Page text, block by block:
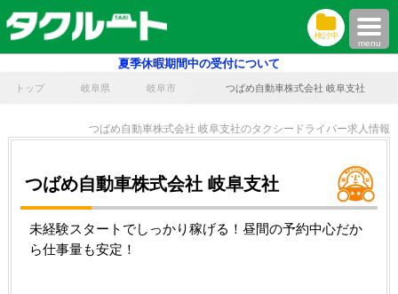
検討中
menu
夏季休暇期間中の受付について
トップ 岐阜県 岐阜市 つばめ自動車株式会社 岐阜支社
つばめ自動車株式会社 岐阜支社のタクシードライバー求人情報
つばめ自動車株式会社 岐阜支社
未経験スタートでしっかり稼げる！昼間の予約中心だか
ら仕事量も安定！